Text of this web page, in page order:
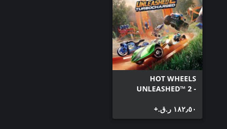
HOT WHEELS
UNLEASHED™ 2 -
١٨٢٫٥٠ ر.ق.‏+